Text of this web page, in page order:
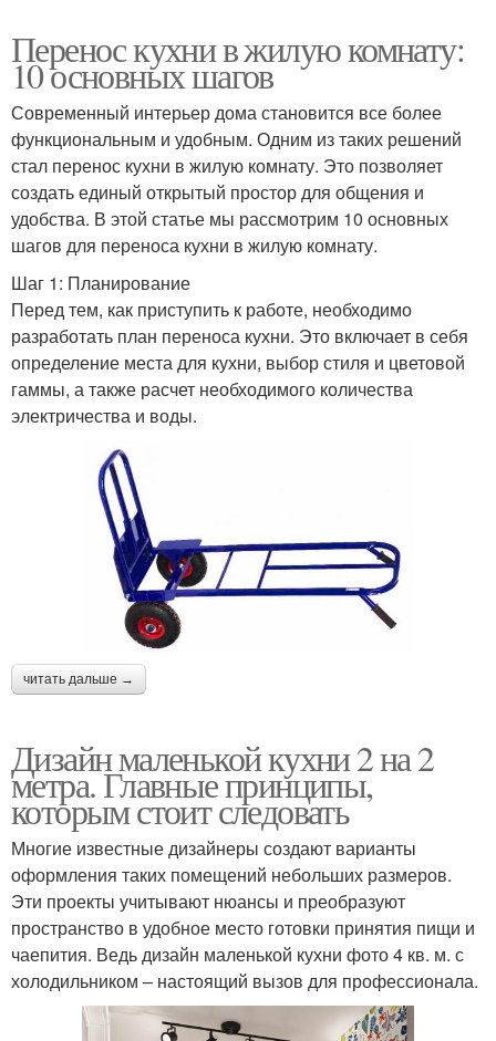
Перенос кухни в жилую комнату:
10 основных шагов
Современный интерьер дома становится все более
функциональным и удобным. Одним из таких решений
стал перенос кухни в жилую комнату. Это позволяет
создать единый открытый простор для общения и
удобства. В этой статье мы рассмотрим 10 основных
шагов для переноса кухни в жилую комнату.
Шаг 1: Планирование
Перед тем, как приступить к работе, необходимо
разработать план переноса кухни. Это включает в себя
определение места для кухни, выбор стиля и цветовой
гаммы, а также расчет необходимого количества
электричества и воды.
читать дальше →
Дизайн маленькой кухни 2 на 2
метра. Главные принципы,
которым стоит следовать
Многие известные дизайнеры создают варианты
оформления таких помещений небольших размеров.
Эти проекты учитывают нюансы и преобразуют
пространство в удобное место готовки принятия пищи и
чаепития. Ведь дизайн маленькой кухни фото 4 кв. м. с
холодильником – настоящий вызов для профессионала.